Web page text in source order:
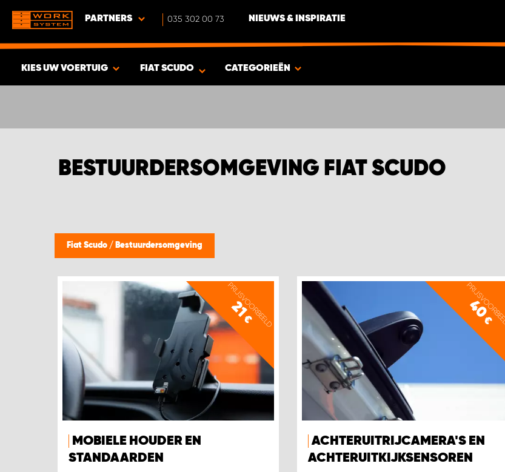
PARTNERS 035 302 00 73 NIEUWS & INSPIRATIE
KIES UW VOERTUIG FIAT SCUDO CATEGORIEËN
BESTUURDERSOMGEVING FIAT SCUDO
Fiat Scudo / Bestuurdersomgeving
PRIJSVOORBEELD
21
€
MOBIELE HOUDER EN
STANDAARDEN
40
€
ACHTERUITRIJCAMERA'S EN
ACHTERUITKIJKSENSOREN